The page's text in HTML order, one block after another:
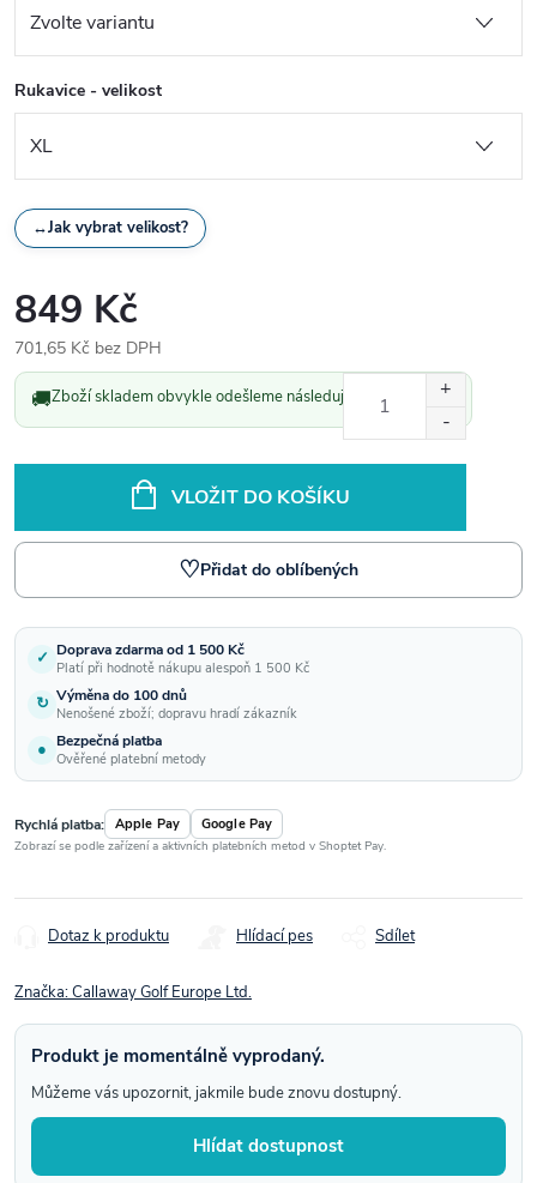
Rukavice - velikost
↔Jak vybrat velikost?
849 Kč
701,65 Kč bez DPH
Měrná
cena:
🚚Zboží skladem obvykle odešleme následující pracovní den.
VLOŽIT DO KOŠÍKU
♡Přidat do oblíbených
✓ Doprava zdarma od 1 500 Kč
Platí při hodnotě nákupu alespoň 1 500 Kč
↻ Výměna do 100 dnů
Nenošené zboží; dopravu hradí zákazník
● Bezpečná platba
Ověřené platební metody
Rychlá platba: Apple Pay Google Pay
Zobrazí se podle zařízení a aktivních platebních metod v Shoptet Pay.
Dotaz k produktu Hlídací pes Sdílet
Značka:Callaway Golf Europe Ltd.
Produkt je momentálně vyprodaný.
Můžeme vás upozornit, jakmile bude znovu dostupný.
Hlídat dostupnost